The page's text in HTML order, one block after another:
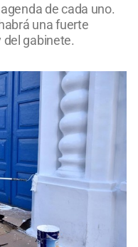
de cada uno.
una fuerte
gabinete.